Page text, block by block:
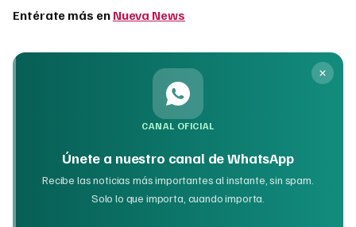
Entérate más en Nueva News
CANAL OFICIAL
Únete a nuestro canal de WhatsApp
Recibe las noticias más importantes al instante, sin spam.
Solo lo que importa, cuando importa.